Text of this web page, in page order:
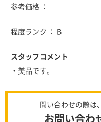
参考価格 ：
程度ランク ： B
スタッフコメント
・美品です。
問い合わせの際は
お問い合わ